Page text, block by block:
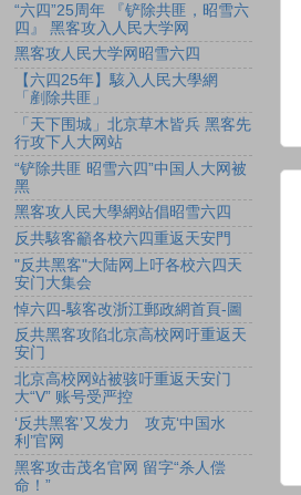
“六四”25周年 『铲除共匪，昭雪六
四』 黑客攻入人民大学网
黑客攻人民大学网昭雪六四
【六四25年】駭入人民大學網
「剷除共匪」
「天下围城」北京草木皆兵 黑客先
行攻下人大网站
“铲除共匪 昭雪六四”中国人大网被
黑
黑客攻人民大學網站倡昭雪六四
反共駭客籲各校六四重返天安門
"反共黑客"大陆网上吁各校六四天
安门大集会
悼六四-駭客改浙江郵政網首頁-圖
反共黑客攻陷北京高校网吁重返天
安门
北京高校网站被骇吁重返天安门
大“V” 账号受严控
‘反共黑客’又发力 攻克‘中国水
利’官网
黑客攻击茂名官网 留字“杀人偿
命！”